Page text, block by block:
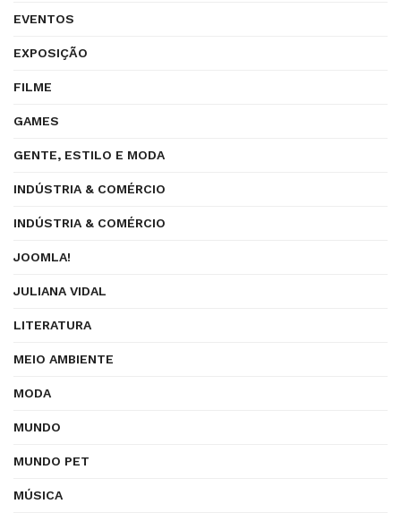
EVENTOS
EXPOSIÇÃO
FILME
GAMES
GENTE, ESTILO E MODA
INDÚSTRIA & COMÉRCIO
INDÚSTRIA & COMÉRCIO
JOOMLA!
JULIANA VIDAL
LITERATURA
MEIO AMBIENTE
MODA
MUNDO
MUNDO PET
MÚSICA